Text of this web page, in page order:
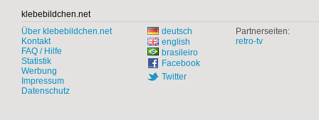
klebebildchen.net
Über klebebildchen.net
Kontakt
FAQ / Hilfe
Statistik
Werbung
Impressum
Datenschutz
deutsch
english
brasileiro
Facebook
Twitter
Partnerseiten:
retro-tv